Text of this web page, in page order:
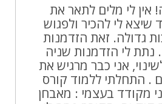
אין לי מלים לתאר את
שיצא לי להכיר ולפגוש
גדולה. זאת הזדמנות
נתת לי הזדמנות שניה
אני כבר מרגיש את
. התחלתי ללמוד קורס
מקודד בעצמי : מאבחן